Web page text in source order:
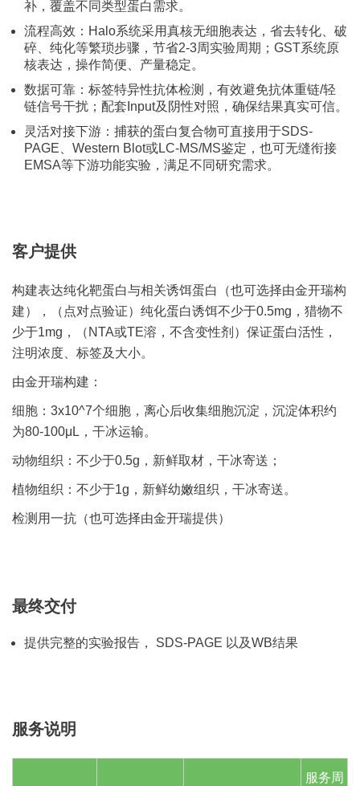
补，覆盖不同类型蛋白需求。
流程高效：Halo系统采用真核无细胞表达，省去转化、破
碎、纯化等繁琐步骤，节省2-3周实验周期；GST系统原
核表达，操作简便、产量稳定。
数据可靠：标签特异性抗体检测，有效避免抗体重链/轻
链信号干扰；配套Input及阴性对照，确保结果真实可信。
灵活对接下游：捕获的蛋白复合物可直接用于SDS-
PAGE、Western Blot或LC-MS/MS鉴定，也可无缝衔接
EMSA等下游功能实验，满足不同研究需求。
客户提供
构建表达纯化靶蛋白与相关诱饵蛋白（也可选择由金开瑞构
建），（点对点验证）纯化蛋⽩诱饵不少于0.5mg，猎物不
少于1mg，（NTA或TE溶，不含变性剂）保证蛋⽩活性，
注明浓度、标签及⼤⼩。
由金开瑞构建：
细胞：3x10^7个细胞，离心后收集细胞沉淀，沉淀体积约
为80-100μL，干冰运输。
动物组织：不少于0.5g，新鲜取材，⼲冰寄送；
植物组织：不少于1g，新鲜幼嫩组织，⼲冰寄送。
检测用一抗（也可选择由金开瑞提供）
最终交付
提供完整的实验报告， SDS-PAGE 以及WB结果
服务说明
服务周